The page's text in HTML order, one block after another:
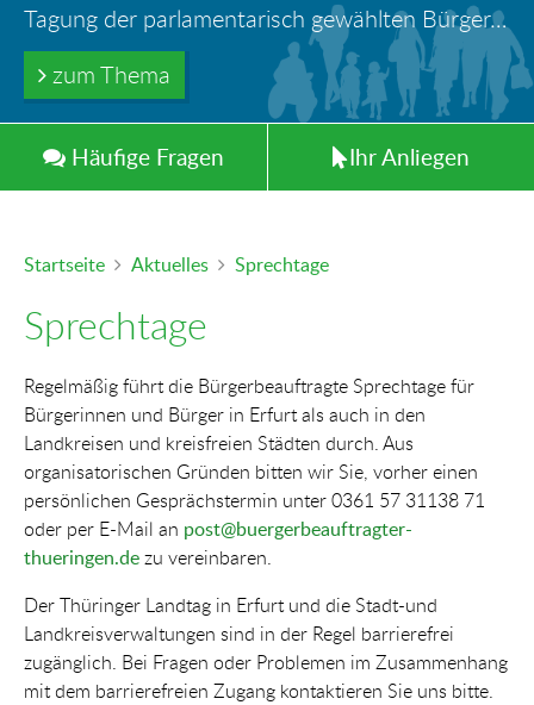
Tagung der parlamentarisch gewählten Bürger-und Polizeibeauftragten der Länder in Berlin
zum Thema
Information: Die Wohngeldstelle darf Nachweise über Bemühungen zur Aufnahme einer Erwerbstätigkeit fordern
zum Thema
Türöffnung durch Feuerwehr – wer haftet für die Folgen?
zum Thema
Trinkwasserleitungen aus Blei - gefährlich und inzwischen auch verboten!
zum Thema
Ihr Anliegen in guten Händen
zum Thema
Häufige Fragen IhrAnliegen
Startseite Aktuelles Sprechtage
Sprechtage
Regelmäßig führt die Bürgerbeauftragte Sprechtage für
Bürgerinnen und Bürger in Erfurt als auch in den
Landkreisen und kreisfreien Städten durch. Aus
organisatorischen Gründen bitten wir Sie, vorher einen
persönlichen Gesprächstermin unter 0361 57 31138 71
oder per E-Mail an post@buergerbeauftragter-
thueringen.dezu vereinbaren.
Der Thüringer Landtag in Erfurt und die Stadt-und
Landkreisverwaltungen sind in der Regel barrierefrei
zugänglich. Bei Fragen oder Problemen im Zusammenhang
mit dem barrierefreien Zugang kontaktieren Sie uns bitte.